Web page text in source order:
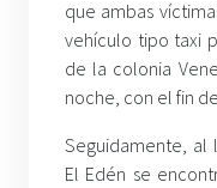
que ambas
vehículo tipo taxi
de la colonia
noche, con el fin
Seguidamente, al
El Edén se